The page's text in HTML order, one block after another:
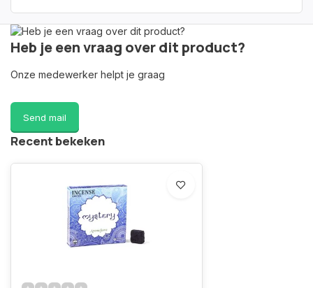
Heb je een vraag over dit product?
Onze medewerker helpt je graag
Send mail
Recent bekeken